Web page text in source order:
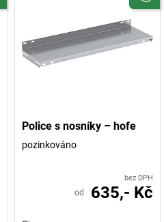
Police s nosníky – hofe
pozinkováno
bez DPH
od 635,- Kč